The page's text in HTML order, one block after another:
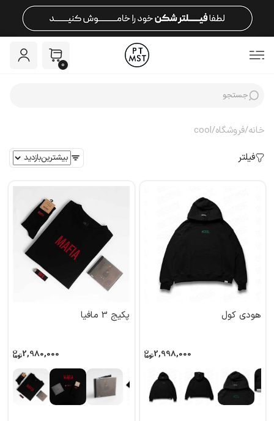
0
خانه/فروشگاه/
cool
فیلتر
هودی کول
2,998,000
پکیج 3 مافیا
2,980,000